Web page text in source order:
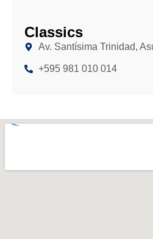
Classics
Av. Santísima Trinidad,
+595 981 010 014